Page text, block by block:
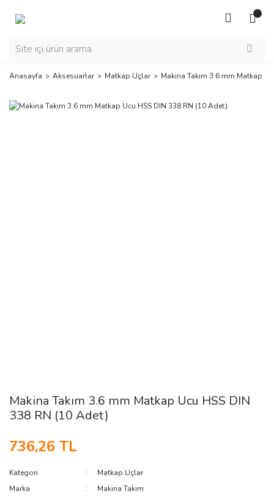
Anasayfa Aksesuarlar Matkap Uçlar Makina Takım 3.6 mm Matkap
Makina Takım 3.6 mm Matkap Ucu HSS DIN
338 RN (10 Adet)
736,26 TL
Kategori
Matkap Uçlar
Marka
Makina Takım